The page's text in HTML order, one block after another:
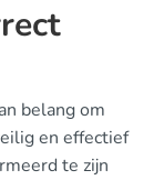
belang om
en effectief
te zijn